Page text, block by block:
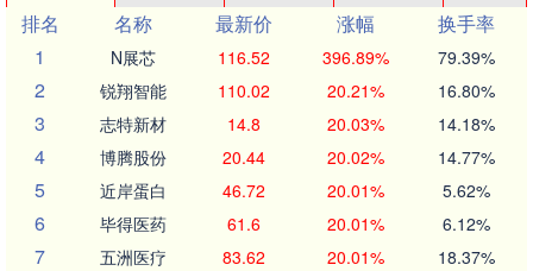
排名
名称 最新价 涨幅
换手率
1
N展芯 116.52 396.89% 79.39%
2 锐翔智能 110.02 20.21% 16.80%
3 志特新材 14.8 20.03% 14.18%
4 博腾股份 20.44 20.02% 14.77%
5 近岸蛋白 46.72 20.01% 5.62%
6 毕得医药 61.6 20.01% 6.12%
7 五洲医疗 83.62 20.01% 18.37%